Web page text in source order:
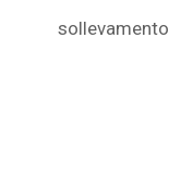
sollevamento